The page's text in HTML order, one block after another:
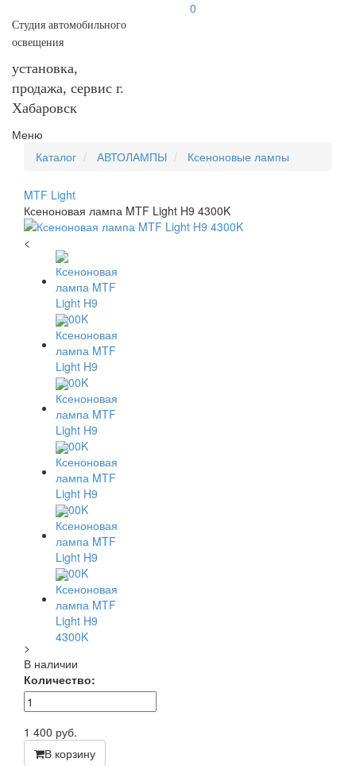
Студия автомобильного
освещения
установка,
продажа, сервис г.
Хабаровск
0
Меню
Каталог
АВТОЛАМПЫ Ксеноновые лампы
MTF Light
Ксеноновая лампа MTF Light H9 4300K
<
>
В наличии
Количество:
1 400 руб.
В корзину